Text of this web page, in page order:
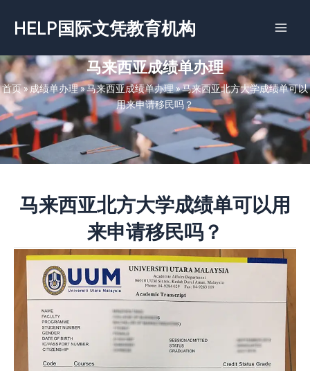
容
HELP国际文凭教育机构
马来西亚成绩单办理
首页»成绩单办理»马来西亚成绩单办理»马来西亚北方大学成绩单可以
用来申请移民吗？
马来西亚北方大学成绩单可以用
来申请移民吗？